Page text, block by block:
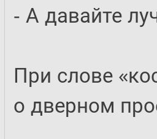
- А давайте
При слове
о дверном